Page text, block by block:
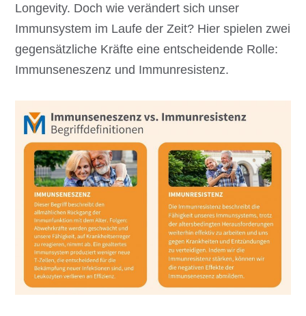
Longevity. Doch wie verändert sich unser
Immunsystem im Laufe der Zeit? Hier spielen zwei
gegensätzliche Kräfte eine entscheidende Rolle:
Immunseneszenz und Immunresistenz.